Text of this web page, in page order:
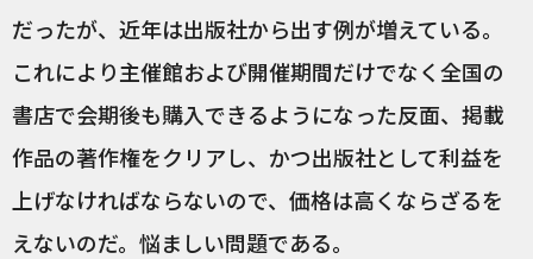
だったが、近年は出版社から出す例が増えている。
これにより主催館および開催期間だけでなく全国の
書店で会期後も購入できるようになった反面、掲載
作品の著作権をクリアし、かつ出版社として利益を
上げなければならないので、価格は高くならざるを
えないのだ。悩ましい問題である。